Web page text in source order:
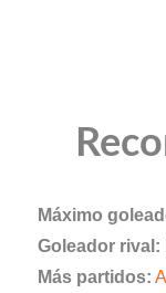
Máximo
Goleador rival:
Más partidos: